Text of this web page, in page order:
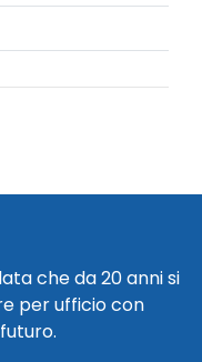
che da 20 anni si
per ufficio con